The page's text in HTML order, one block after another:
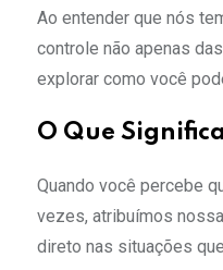
Ao entender que nós
controle não apenas
explorar como você
O Que
Quando você percebe
vezes, atribuímos
direto nas situações